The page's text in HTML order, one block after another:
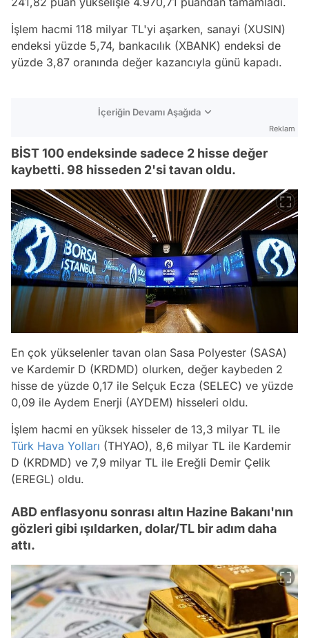
İşlem hacmi 118 milyar TL'yi aşarken, sanayi (XUSIN)
endeksi yüzde 5,74, bankacılık (XBANK) endeksi de
yüzde 3,87 oranında değer kazancıyla günü kapadı.
İçeriğin Devamı Aşağıda
Reklam
BİST 100 endeksinde sadece 2 hisse değer
kaybetti. 98 hisseden 2'si tavan oldu.
En çok yükselenler tavan olan Sasa Polyester (SASA)
ve Kardemir D (KRDMD) olurken, değer kaybeden 2
hisse de yüzde 0,17 ile Selçuk Ecza (SELEC) ve yüzde
0,09 ile Aydem Enerji (AYDEM) hisseleri oldu.
İşlem hacmi en yüksek hisseler de 13,3 milyar TL ile
Türk Hava Yolları (THYAO), 8,6 milyar TL ile Kardemir
D (KRDMD) ve 7,9 milyar TL ile Ereğli Demir Çelik
(EREGL) oldu.
ABD enflasyonu sonrası altın Hazine Bakanı'nın
gözleri gibi ışıldarken, dolar/TL bir adım daha
attı.